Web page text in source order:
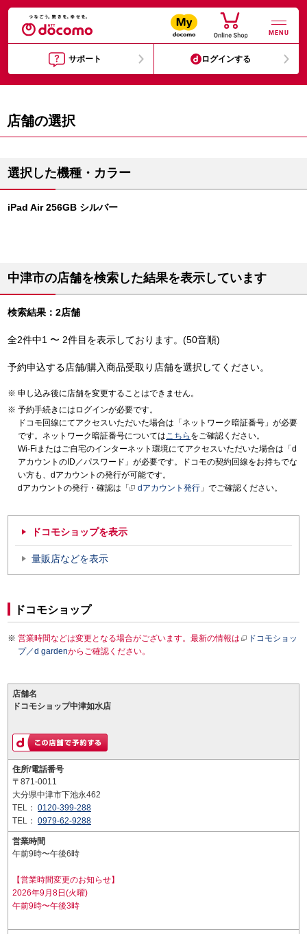
MENU
サポート ログインする
店舗の選択
選択した機種・カラー
iPad Air 256GB シルバー
中津市の店舗を検索した結果を表示しています
検索結果：2店舗
全2件中1 〜 2件目を表示しております。(50音順)
予約申込する店舗/購入商品受取り店舗を選択してください。
申し込み後に店舗を変更することはできません。
予約手続きにはログインが必要です。
ドコモ回線にてアクセスいただいた場合は「ネットワーク暗証番号」が必要
です。ネットワーク暗証番号についてはこちら をご確認ください。
Wi-Fiまたはご自宅のインターネット環境にてアクセスいただいた場合は「d
アカウントのID／パスワード」が必要です。ドコモの契約回線をお持ちでな
い方も、dアカウントの発行が可能です。
dアカウントの発行・確認は「
dアカウント発行 」でご確認ください。
ドコモショップを表示
量販店などを表示
ドコモショップ
営業時間などは変更となる場合がございます。最新の情報は
ドコモショッ
プ／d gardenからご確認ください。
店舗名
ドコモショップ中津如水店
住所/電話番号
〒871-0011
大分県中津市下池永462
TEL： 0120-399-288
TEL： 0979-62-9288
営業時間
午前9時〜午後6時
【営業時間変更のお知らせ】
2026年9月8日(火曜)
午前9時〜午後3時